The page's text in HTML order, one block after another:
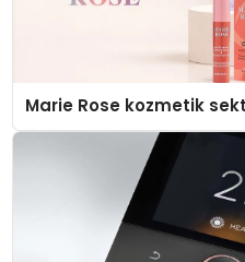
Marie Rose kozmetik